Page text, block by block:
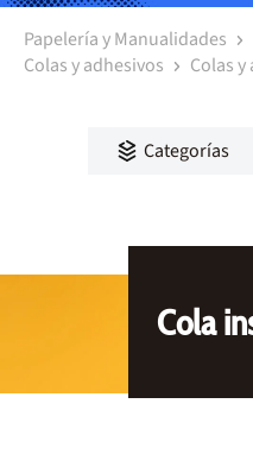
Papelería y Manualidades
Colas y adhesivos
Colas
Categorías
Cola